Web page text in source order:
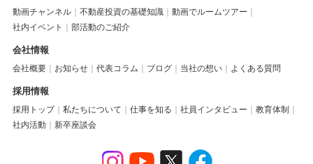
動画チャンネル 不動産投資の基礎知識
動画でルームツアー
社内イベント
部活動のご紹介
会社情報
会社概要 お知らせ 代表コラム ブログ 当社の想い よくある質問
採用情報
採用トップ 私たちについて 仕事を知る 社員インタビュー
教育体制
社内活動
新卒座談会